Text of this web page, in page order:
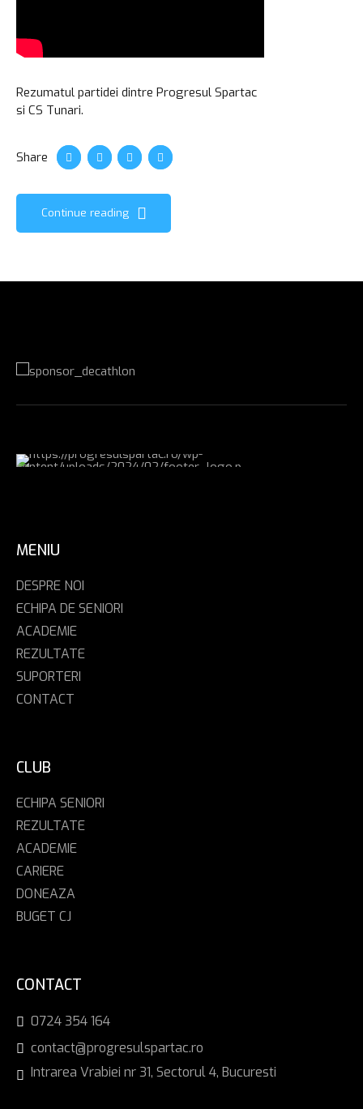
Rezumatul partidei dintre Progresul Spartac
si CS Tunari.
Share
Continue reading
MENIU
DESPRE NOI
ECHIPA DE SENIORI
ACADEMIE
REZULTATE
SUPORTERI
CONTACT
CLUB
ECHIPA SENIORI
REZULTATE
ACADEMIE
CARIERE
DONEAZA
BUGET CJ
CONTACT
0724 354 164
contact@progresulspartac.ro
Intrarea Vrabiei nr 31, Sectorul 4, Bucuresti